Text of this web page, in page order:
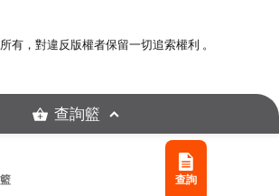
查詢
有，對違反版權者保留一切追索權利 。
查詢籃